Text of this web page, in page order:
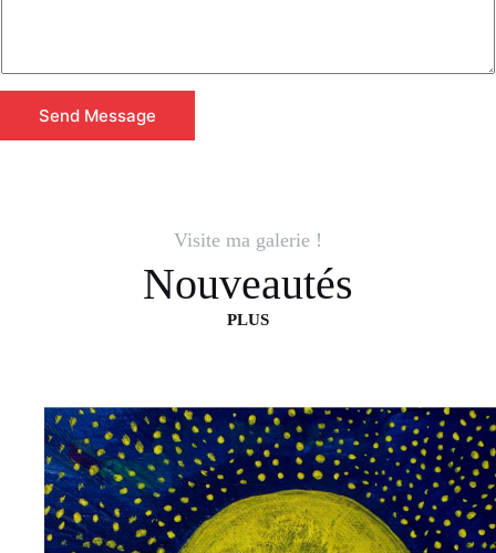
Send Message
Visite ma galerie !
Nouveautés
PLUS